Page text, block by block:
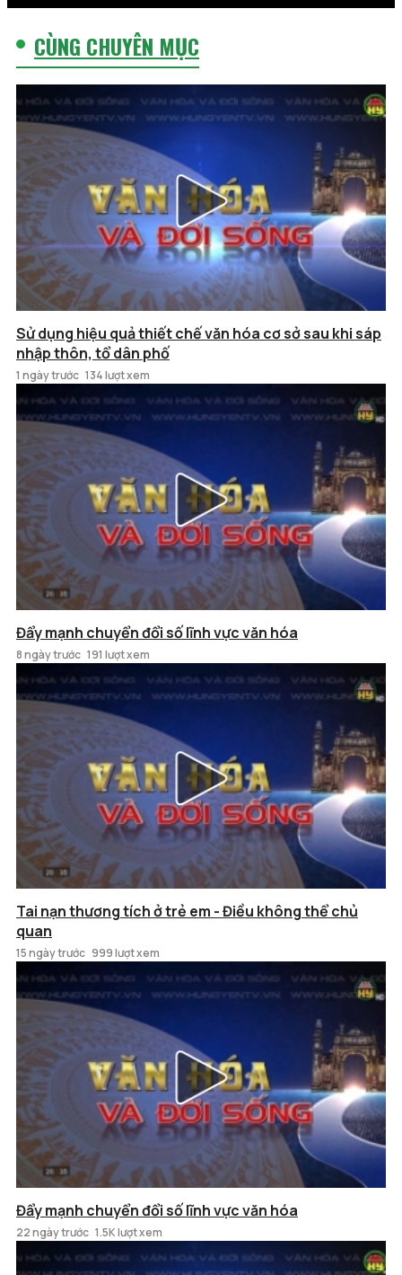
CÙNG CHUYÊN MỤC
Sử dụng hiệu quả thiết chế văn hóa cơ sở sau khi sáp
nhập thôn, tổ dân phố
1 ngày trước 134 lượt xem
Đẩy mạnh chuyển đổi số lĩnh vực văn hóa
8 ngày trước 191 lượt xem
Tai nạn thương tích ở trẻ em - Điều không thể chủ
quan
15 ngày trước 999 lượt xem
Đẩy mạnh chuyển đổi số lĩnh vực văn hóa
22 ngày trước 1.5K lượt xem